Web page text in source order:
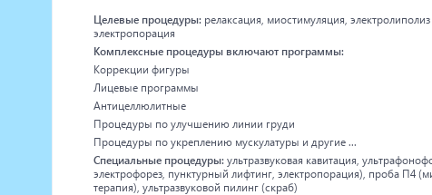
Целевые процедуры: релаксация, миостимуляция,
электропорация
Комплексные процедуры включают программы:
Коррекции фигуры
Лицевые программы
Антицеллюлитные
Процедуры по улучшению линии груди
Процедуры по укреплению мускулатуры и другие ...
Специальные процедуры: ультразвуковая кавитация,
электрофорез, пунктурный лифтинг, электропорация), проба П4
терапия), ультразвуковой пилинг (скраб)